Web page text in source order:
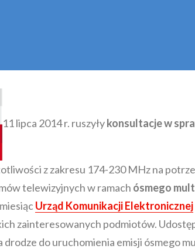
11 lipca 2014 r. ruszyłykonsultacje w
z zakresu 174-230 MHz na
telewizyjnych w ramach ósmego
Urząd Komunikacji Elektronicznej
zainteresowanych podmiotów.
drodze do uruchomienia emisji ósmego